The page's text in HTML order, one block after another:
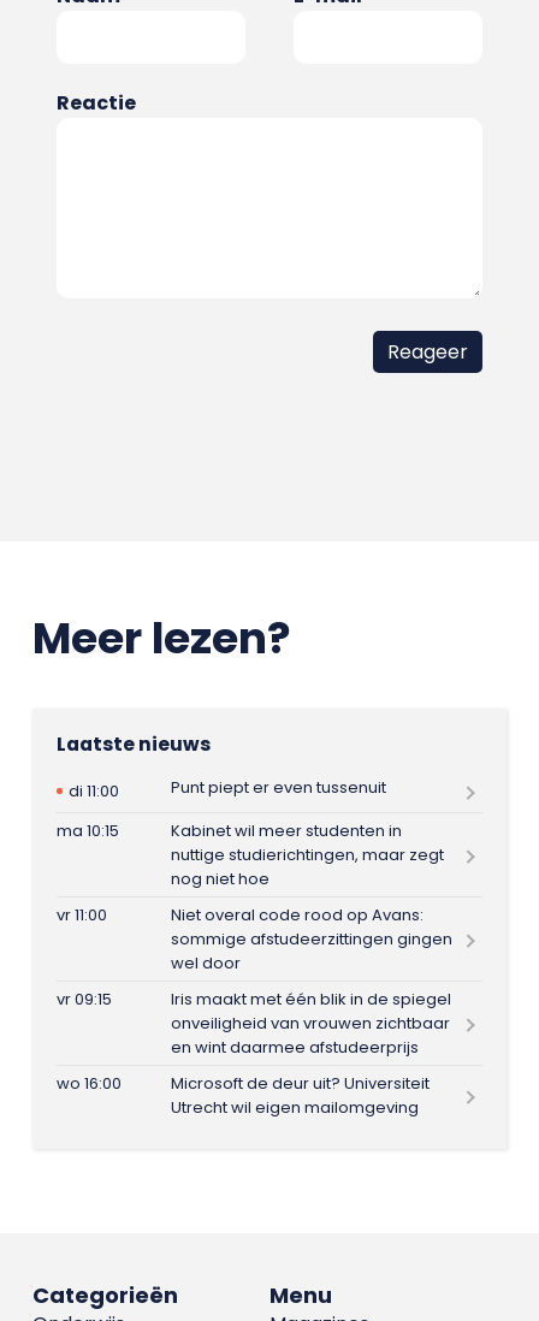
Reactie
Meer lezen?
Laatste nieuws
di 11:00
Punt piept er even tussenuit
ma 10:15
Kabinet wil meer studenten in
nuttige studierichtingen, maar zegt
nog niet hoe
vr 11:00
Niet overal code rood op Avans:
sommige afstudeerzittingen gingen
wel door
vr 09:15
Iris maakt met één blik in de spiegel
onveiligheid van vrouwen zichtbaar
en wint daarmee afstudeerprijs
wo 16:00
Microsoft de deur uit? Universiteit
Utrecht wil eigen mailomgeving
Menu
Categorieën